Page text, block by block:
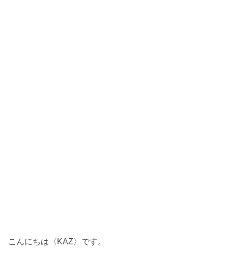
こんにちは〈KAZ〉です。